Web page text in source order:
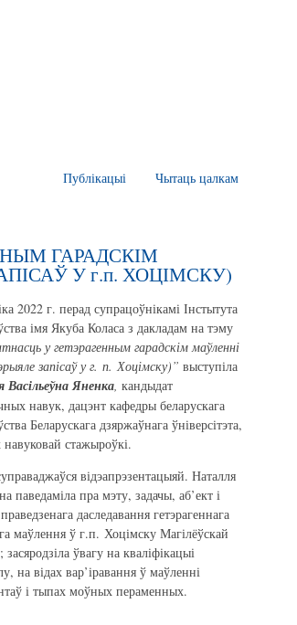
Публікацыі Чытаць цалкам
ГАРАДСКІМ
У г.п. ХОЦІМСКУ)
2022 г. перад супрацоўнікамі Інстытута
імя Якуба Коласа з дакладам на тэму
у гетэрагенным гарадскім маўленні
запісаў у г. п. Хоцімску)” выступіла
Яненка кандыдат
навук, дацэнт кафедры беларускага
Беларускага дзяржаўнага ўніверсітэта,
стажыроўкі.
відэапрэзентацыяй. Наталля
паведаміла пра мэту, задачы, аб’ект і
даследавання гетэрагеннага
маўлення ў г.п. Хоцімску Магілёўскай
засяродзіла ўвагу на кваліфікацыі
на відах вар’іравання ў маўленні
і тыпах моўных пераменных.